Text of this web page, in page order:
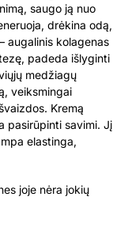
saugo ją nuo
drėkina odą,
augalinis kolagenas
padeda išlyginti
medžiagų
veiksmingai
Kremą
pasirūpinti savimi. Jį
elastinga,
joje nėra jokių